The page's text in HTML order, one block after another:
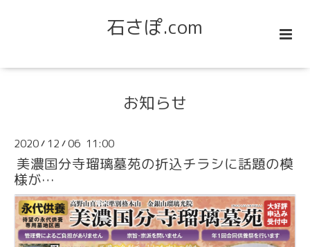
石さぽ.com
お知らせ
2020/ 12 /06 11:00
美濃国分寺瑠璃墓苑の折込チラシに話題の模
様が…